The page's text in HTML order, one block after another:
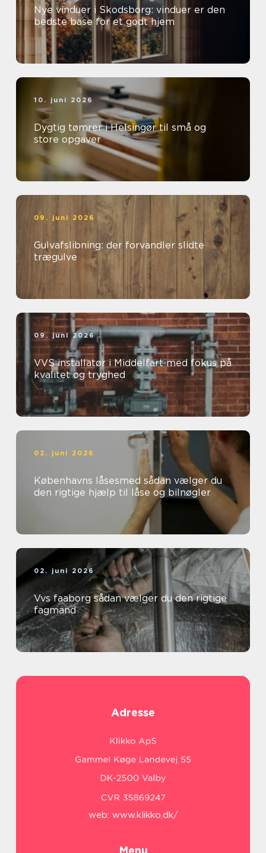
Nye vinduer i Skodsborg: vinduer er den
bedste base for et godt hjem
10. juni 2026
Dygtig tømrer i Helsingør til små og
store opgaver
09. juni 2026
Gulvafslibning: der forvandler slidte
trægulve
09. juni 2026
VVS installatør i Middelfart med fokus på
kvalitet og tryghed
02. juni 2026
Københavns låsesmed sådan vælger du
den rigtige hjælp til låse og bilnøgler
02. juni 2026
Vvs faaborg sådan vælger du den rigtige
fagmand
Adresse
web: www.klikko.dk/
Menu